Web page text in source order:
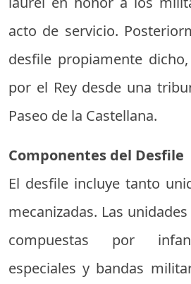
acto de servicio.
desfile propiamente
por el Rey desde una
Paseo de la Castellana.
Componentes del Desfile
El desfile incluye tanto
mecanizadas. Las
compuestas por
especiales y bandas